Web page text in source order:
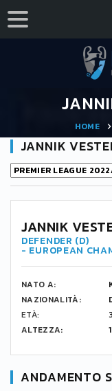
HOME
JANNIK
3
JANNIK
DEFENDER (D)
- EUROPEAN
NATO A:
NAZIONALITÀ:
ETÀ:
ALTEZZA:
ANDAMENTO